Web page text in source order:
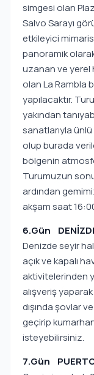
simgesi olan
Salvo Sarayı
etkileyici
panoramik
uzanan ve yerel
olan La Rambla
yapılacaktır.
yakından
sanatlarıyla
olup burada
bölgenin
Turumuzun
ardından
akşam saat
6.Gün
Denizde seyir
açık ve kapalı
aktivitelerinden
alışveriş
dışında şovlar
geçirip
isteyebilirsiniz.
7.Gün